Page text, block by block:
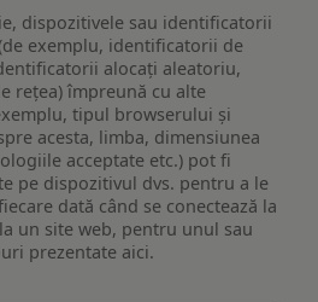
dispozitivele sau identificatorii
exemplu, identificatorii de
alocați aleatoriu,
rețea) împreună cu alte
tipul browserului și
acesta, limba, dimensiunea
acceptate etc.) pot fi
pe dispozitivul dvs. pentru a le
dată când se conectează la
un site web, pentru unul sau
prezentate aici.